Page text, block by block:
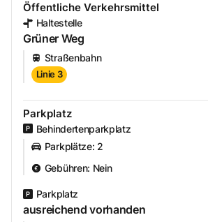
Öffentliche Verkehrsmittel
Haltestelle
Grüner Weg
Straßenbahn
Linie 3
Parkplatz
Behindertenparkplatz
Parkplätze: 2
Gebühren: Nein
Parkplatz
ausreichend vorhanden